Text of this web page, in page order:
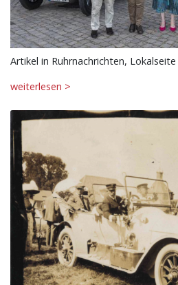
Artikel in Ruhrnachrichten,
weiterlesen >